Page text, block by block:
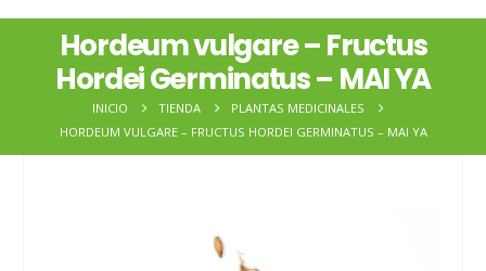
Hordeum vulgare – Fructus
Hordei Germinatus – MAI YA
INICIO TIENDA
PLANTAS MEDICINALES
HORDEUM VULGARE – FRUCTUS HORDEI GERMINATUS – MAI YA